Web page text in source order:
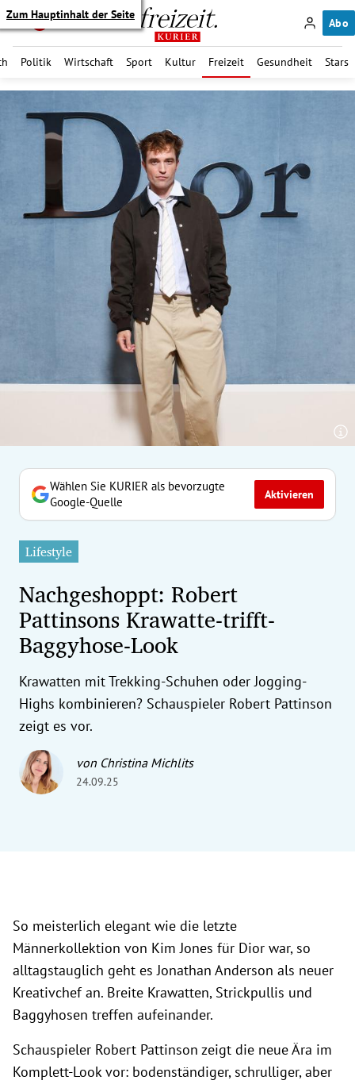
Zum Hauptinhalt der Seite
Abo
Politik Wirtschaft Sport Kultur Freizeit Gesundheit Stars
Untermenü
Untermenü
Untermenü
Untermenü
Untermenü
Untermenü
Untermenü
Wählen Sie KURIER als bevorzugte
Google-Quelle
Aktivieren
Lifestyle
Nachgeshoppt: Robert
Pattinsons Krawatte-trifft-
Baggyhose-Look
Krawatten mit Trekking-Schuhen oder Jogging-
Highs kombinieren? Schauspieler Robert Pattinson
zeigt es vor.
von Christina Michlits
24.09.25
So meisterlich elegant wie die letzte
Männerkollektion von Kim Jones für Dior war, so
alltagstauglich geht es Jonathan Anderson als neuer
Kreativchef an. Breite Krawatten, Strickpullis und
Baggyhosen treffen aufeinander.
Schauspieler Robert Pattinson zeigt die neue Ära im
Komplett-Look vor: bodenständiger, schrulliger, aber